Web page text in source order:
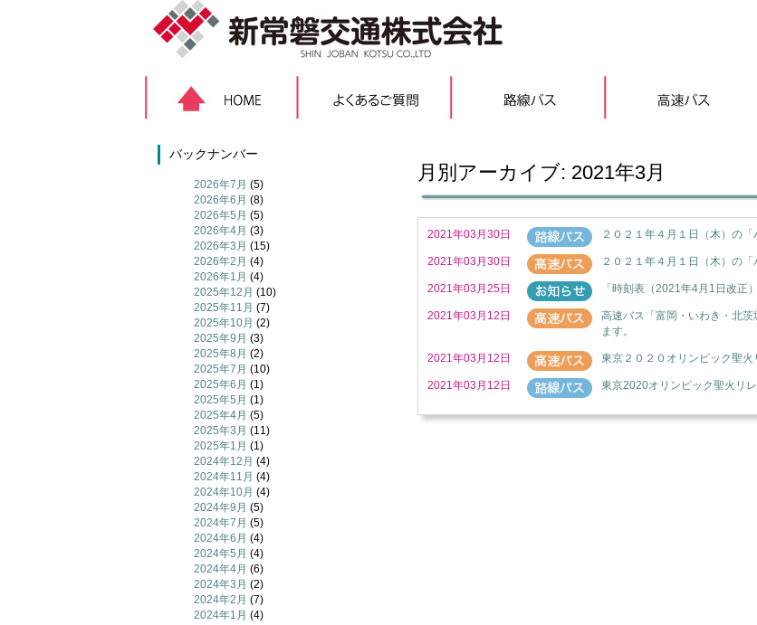
月別アーカイブ: 2021年3月
2021年03月30日 ２０２１年４月１日（木）の
2021年03月30日 ２０２１年４月１日（木）の
2021年03月25日 「時刻表（2021年4月1日改正
2021年03月12日
高速バス「富岡・いわき・北
ます。
2021年03月12日 東京２０２０オリンピック聖
2021年03月12日 東京2020オリンピック聖火リ
バックナンバー
2026年7月 (5)
2026年6月 (8)
2026年5月 (5)
2026年4月 (3)
2026年3月 (15)
2026年2月 (4)
2026年1月 (4)
2025年12月 (10)
2025年11月 (7)
2025年10月 (2)
2025年9月 (3)
2025年8月 (2)
2025年7月 (10)
2025年6月 (1)
2025年5月 (1)
2025年4月 (5)
2025年3月 (11)
2025年1月 (1)
2024年12月 (4)
2024年11月 (4)
2024年10月 (4)
2024年9月 (5)
2024年7月 (5)
2024年6月 (4)
2024年5月 (4)
2024年4月 (6)
2024年3月 (2)
2024年2月 (7)
2024年1月 (4)